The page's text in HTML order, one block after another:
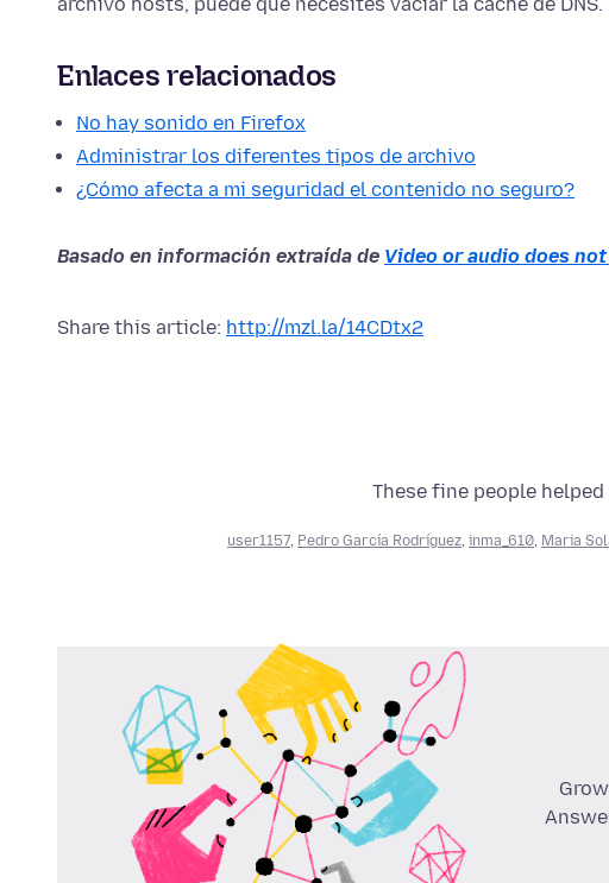
archivo hosts, puede que necesites vaciar la caché de DNS.
Enlaces relacionados
No hay sonido en Firefox
Administrar los diferentes tipos de archivo
¿Cómo afecta a mi seguridad el contenido no seguro?
Basado en información extraída de Video or audio does
Share this article: http://mzl.la/14CDtx2
These fine people
user1157, Pedro García Rodríguez, inma_610, Maria